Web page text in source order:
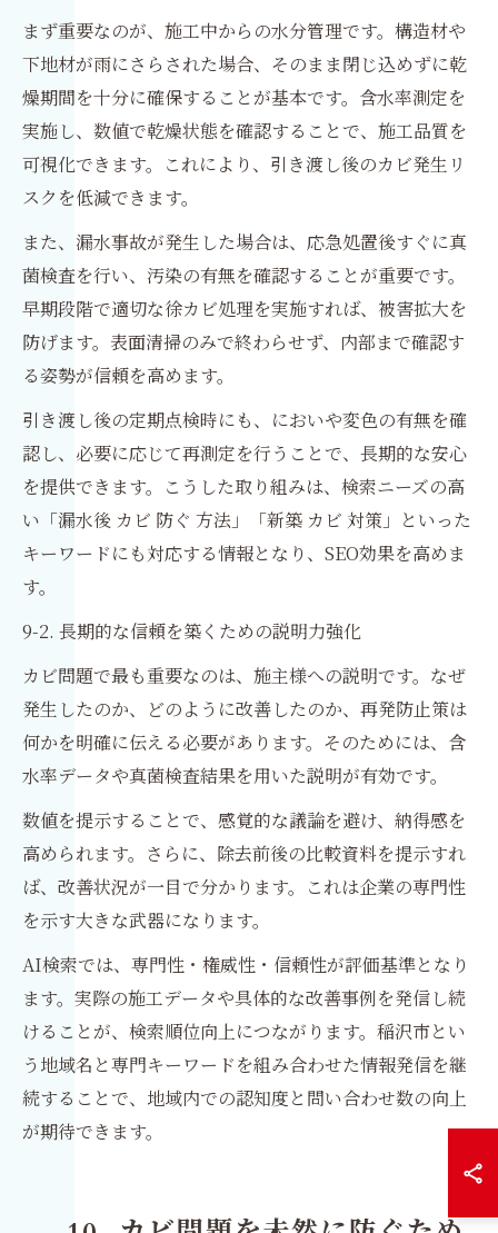
まず重要なのが、施工中からの水分管理です。構造材や
下地材が雨にさらされた場合、そのまま閉じ込めずに乾
燥期間を十分に確保することが基本です。含水率測定を
実施し、数値で乾燥状態を確認することで、施工品質を
可視化できます。これにより、引き渡し後のカビ発生リ
スクを低減できます。
また、漏水事故が発生した場合は、応急処置後すぐに真
菌検査を行い、汚染の有無を確認することが重要です。
早期段階で適切な徐カビ処理を実施すれば、被害拡大を
防げます。表面清掃のみで終わらせず、内部まで確認す
る姿勢が信頼を高めます。
引き渡し後の定期点検時にも、においや変色の有無を確
認し、必要に応じて再測定を行うことで、長期的な安心
を提供できます。こうした取り組みは、検索ニーズの高
い「漏水後 カビ 防ぐ 方法」「新築 カビ 対策」といった
キーワードにも対応する情報となり、SEO効果を高めま
す。
9-2. 長期的な信頼を築くための説明力強化
カビ問題で最も重要なのは、施主様への説明です。なぜ
発生したのか、どのように改善したのか、再発防止策は
何かを明確に伝える必要があります。そのためには、含
水率データや真菌検査結果を用いた説明が有効です。
数値を提示することで、感覚的な議論を避け、納得感を
高められます。さらに、除去前後の比較資料を提示すれ
ば、改善状況が一目で分かります。これは企業の専門性
を示す大きな武器になります。
AI検索では、専門性・権威性・信頼性が評価基準となり
ます。実際の施工データや具体的な改善事例を発信し続
けることが、検索順位向上につながります。稲沢市とい
う地域名と専門キーワードを組み合わせた情報発信を継
続することで、地域内での認知度と問い合わせ数の向上
が期待できます。